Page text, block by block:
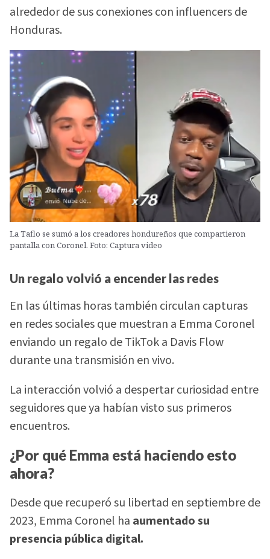
alrededor de sus conexiones con influencers de
Honduras.
La Taflo se sumó a los creadores hondureños que compartieron
pantalla con Coronel. Foto: Captura video
Un regalo volvió a encender las redes
En las últimas horas también circulan capturas
en redes sociales que muestran a Emma Coronel
enviando un regalo de TikTok a Davis Flow
durante una transmisión en vivo.
La interacción volvió a despertar curiosidad entre
seguidores que ya habían visto sus primeros
encuentros.
¿Por qué Emma está haciendo esto
ahora?
Desde que recuperó su libertad en septiembre de
2023, Emma Coronel ha aumentado su
presencia pública digital.